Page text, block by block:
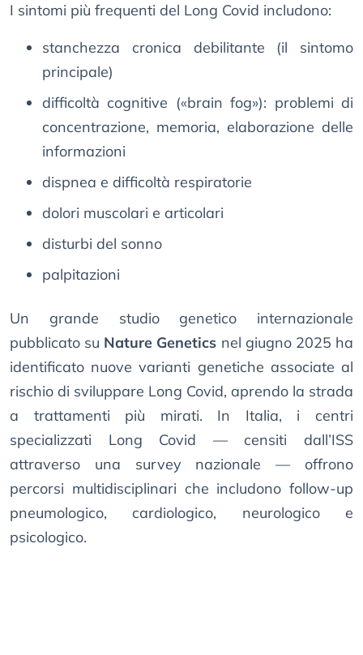
I sintomi più frequenti del Long Covid includono:
stanchezza cronica debilitante (il sintomo
principale)
difficoltà cognitive («brain fog»): problemi di
concentrazione, memoria, elaborazione delle
informazioni
dispnea e difficoltà respiratorie
dolori muscolari e articolari
disturbi del sonno
palpitazioni
Un grande studio genetico internazionale
pubblicato su Nature Genetics nel giugno 2025 ha
identificato nuove varianti genetiche associate al
rischio di sviluppare Long Covid, aprendo la strada
a trattamenti più mirati. In Italia, i centri
specializzati Long Covid — censiti dall’ISS
attraverso una survey nazionale — offrono
percorsi multidisciplinari che includono follow-up
pneumologico, cardiologico, neurologico e
psicologico.